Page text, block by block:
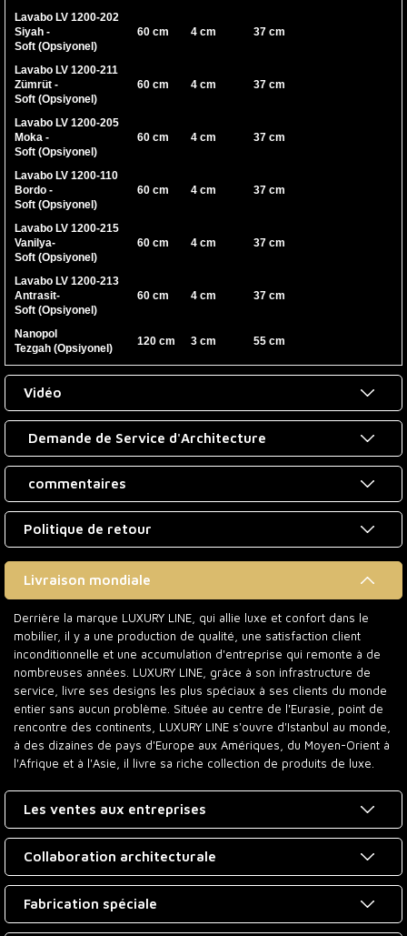
Lavabo LV 1200-202
Siyah -
Soft (Opsiyonel)
60 cm 4 cm 37 cm
Lavabo LV 1200-211
Zümrüt -
Soft (Opsiyonel)
60 cm 4 cm 37 cm
Lavabo LV 1200-205
Moka -
Soft (Opsiyonel)
60 cm 4 cm 37 cm
Lavabo LV 1200-110
Bordo -
Soft (Opsiyonel)
60 cm 4 cm 37 cm
Lavabo LV 1200-215
Vanilya-
Soft (Opsiyonel)
60 cm 4 cm 37 cm
Lavabo LV 1200-213
Antrasit-
Soft (Opsiyonel)
60 cm 4 cm 37 cm
Nanopol
Tezgah (Opsiyonel)
120 cm 3 cm 55 cm
Vidéo
Demande de Service d'Architecture
commentaires
Politique de retour
Livraison mondiale
Derrière la marque LUXURY LINE, qui allie luxe et confort dans le
mobilier, il y a une production de qualité, une satisfaction client
inconditionnelle et une accumulation d'entreprise qui remonte à de
nombreuses années. LUXURY LINE, grâce à son infrastructure de
service, livre ses designs les plus spéciaux à ses clients du monde
entier sans aucun problème. Située au centre de l'Eurasie, point de
rencontre des continents, LUXURY LINE s'ouvre d'Istanbul au monde,
à des dizaines de pays d'Europe aux Amériques, du Moyen-Orient à
l'Afrique et à l'Asie, il livre sa riche collection de produits de luxe.
Les ventes aux entreprises
Collaboration architecturale
Fabrication spéciale